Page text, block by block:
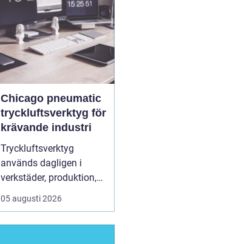
Chicago pneumatic
tryckluftsverktyg för
krävande industri
Tryckluftsverktyg
används dagligen i
verkstäder, produktion,
service och underhåll. De
ska leverera högt
05 augusti 2026